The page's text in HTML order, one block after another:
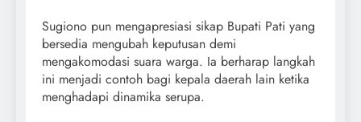
Sugiono pun mengapresiasi sikap Bupati Pati yang
bersedia mengubah keputusan demi
mengakomodasi suara warga. Ia berharap langkah
ini menjadi contoh bagi kepala daerah lain ketika
menghadapi dinamika serupa.